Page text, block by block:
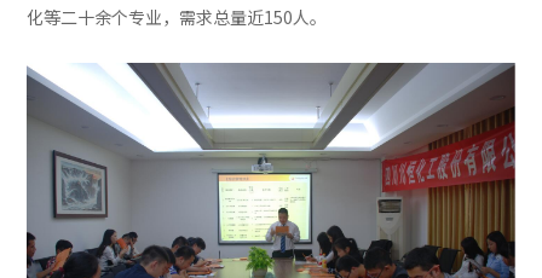
化等二十余个专业，需求总量近150人。